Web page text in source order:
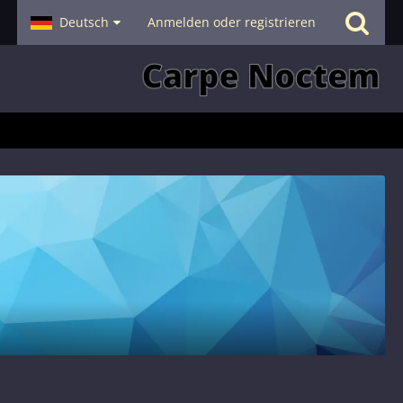
Hilfe
Deutsch Anmelden oder registrieren